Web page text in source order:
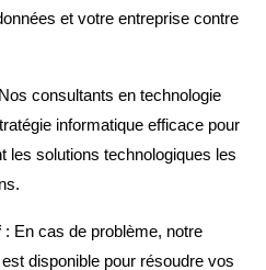
et votre entreprise contre
consultants en technologie
informatique efficace pour
les solutions technologiques les
: En cas de problème, notre
disponible pour résoudre vos